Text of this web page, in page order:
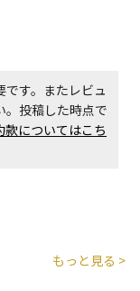
です。またレビュ
。投稿した時点で
款についてはこち
もっと見る >